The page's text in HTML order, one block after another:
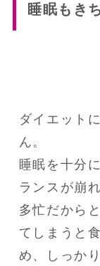
睡眠もき
ダイエット
ん。
睡眠を十分
ランスが崩
多忙だから
てしまうと
め、しっか